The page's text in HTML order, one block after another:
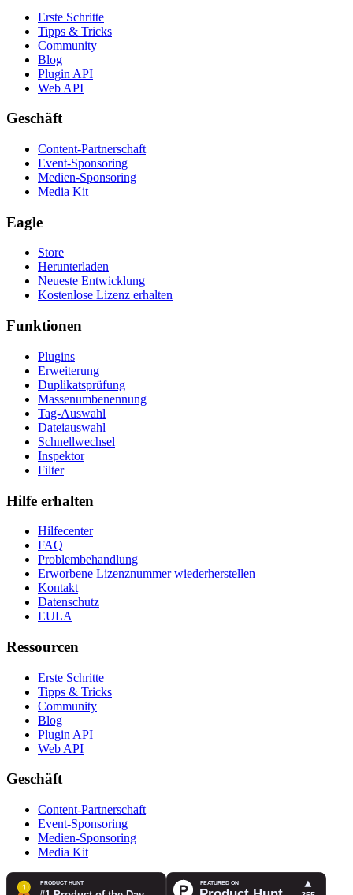
Erste Schritte
Tipps & Tricks
Community
Blog
Plugin API
Web API
Geschäft
Content-Partnerschaft
Event-Sponsoring
Medien-Sponsoring
Media Kit
Eagle
Store
Herunterladen
Neueste Entwicklung
Kostenlose Lizenz erhalten
Funktionen
Plugins
Erweiterung
Duplikatsprüfung
Massenumbenennung
Tag-Auswahl
Dateiauswahl
Schnellwechsel
Inspektor
Filter
Hilfe erhalten
Hilfecenter
FAQ
Problembehandlung
Erworbene Lizenznummer wiederherstellen
Kontakt
Datenschutz
EULA
Ressourcen
Erste Schritte
Tipps & Tricks
Community
Blog
Plugin API
Web API
Geschäft
Content-Partnerschaft
Event-Sponsoring
Medien-Sponsoring
Media Kit